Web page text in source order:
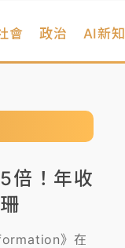
會 政治 AI新知
倍！年收
》在